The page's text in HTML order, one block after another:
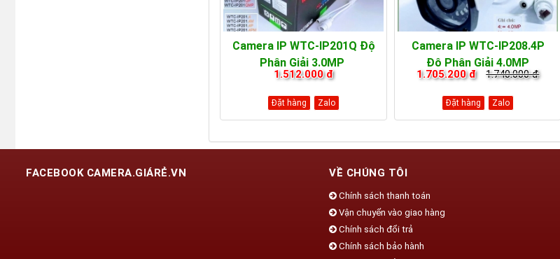
Camera IP WTC-IP201Q Độ
Phân Giải 3.0MP
1.512.000 đ
Đặt hàng Zalo
Camera IP WTC-IP208.4P
Độ Phân Giải 4.0MP
1.705.200 đ 1.740.000 đ
Đặt hàng Zalo
FACEBOOK CAMERA.GIÁRẺ.VN VỀ CHÚNG TÔI
Chính sách thanh toán
Vận chuyển vào giao hàng
Chính sách đổi trả
Chính sách bảo hành